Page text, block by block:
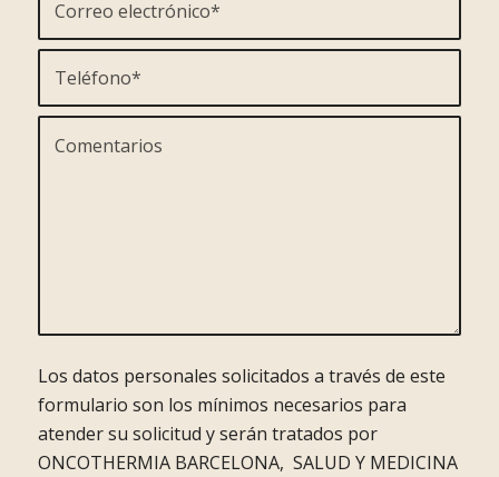
Los datos personales solicitados a través de este
formulario son los mínimos necesarios para
atender su solicitud y serán tratados por
ONCOTHERMIA BARCELONA, SALUD Y MEDICINA